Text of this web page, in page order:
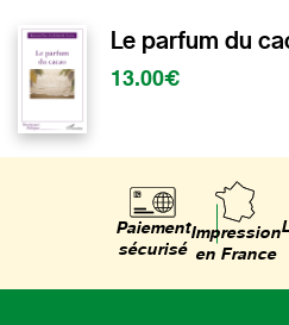
Le parfum du
13.00€
Paiement
sécurisé
Impression
en France